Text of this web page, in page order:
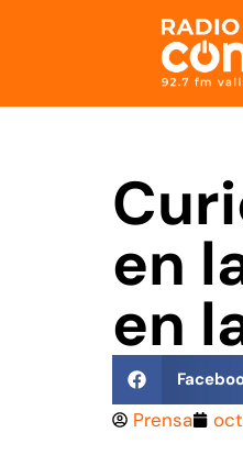
en
en
Prensa